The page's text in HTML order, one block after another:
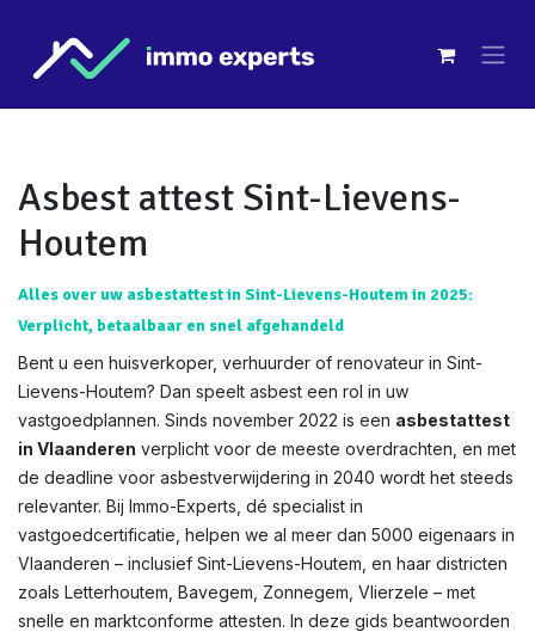
Asbest attest Sint-Lievens-
Houtem
Alles over uw asbestattest in Sint-Lievens-Houtem in 2025:
Verplicht, betaalbaar en snel afgehandeld
Bent u een huisverkoper, verhuurder of renovateur in Sint-
Lievens-Houtem? Dan speelt asbest een rol in uw
vastgoedplannen. Sinds november 2022 is een asbestattest
in Vlaanderen verplicht voor de meeste overdrachten, en met
de deadline voor asbestverwijdering in 2040 wordt het steeds
relevanter. Bij Immo-Experts, dé specialist in
vastgoedcertificatie, helpen we al meer dan 5000 eigenaars in
Vlaanderen – inclusief Sint-Lievens-Houtem, en haar districten
zoals Letterhoutem, Bavegem, Zonnegem, Vlierzele – met
snelle en marktconforme attesten. In deze gids beantwoorden